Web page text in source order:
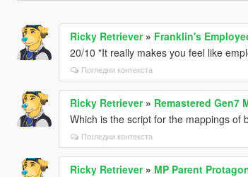
Ricky Retriever» Franklin's
20/10 "It really makes you feel like
Погледни контекста
Ricky Retriever» Remastered Gen7
Which is the script for the mappings of
Погледни контекста
Ricky Retriever» MP Parent